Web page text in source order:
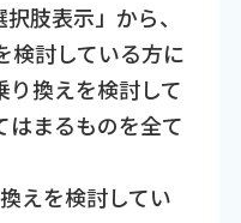
肢表示」から、
検討している方に
り換えを検討して
はまるものを全て
えを検討してい